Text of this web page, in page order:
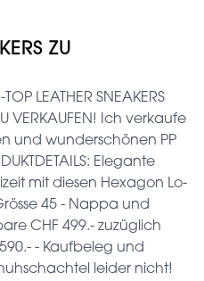
ZU
LEATHER SNEAKERS
VERKAUFEN! Ich verkaufe
und wunderschönen PP
Elegante
mit diesen Hexagon Lo-
45 - Nappa und
CHF 499.- zuzüglich
- Kaufbeleg und
leider nicht!